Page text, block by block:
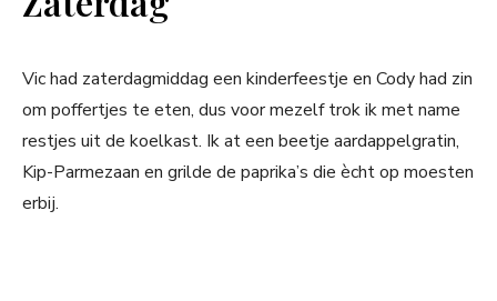
Vic had zaterdagmiddag een kinderfeestje en Cody had zin
om poffertjes te eten, dus voor mezelf trok ik met name
restjes uit de koelkast. Ik at een beetje aardappelgratin,
Kip-Parmezaan en grilde de paprika’s die ècht op moesten
erbij.